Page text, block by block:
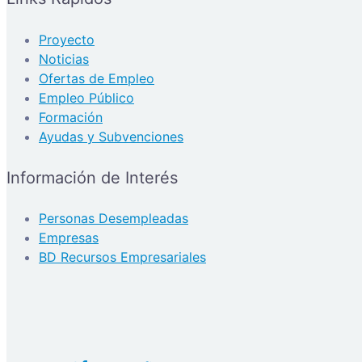
Proyecto
Noticias
Ofertas de Empleo
Empleo Público
Formación
Ayudas y Subvenciones
Información de Interés
Personas Desempleadas
Empresas
BD Recursos Empresariales